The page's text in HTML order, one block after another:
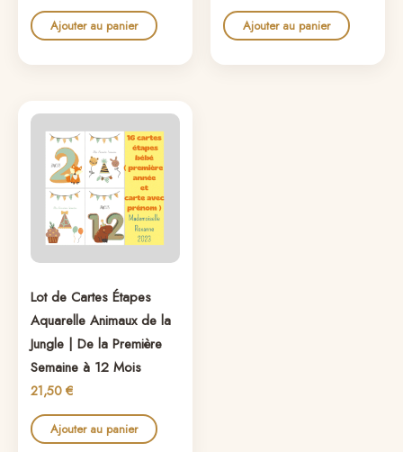
Ajouter au panier Ajouter au panier
Lot de Cartes Étapes
Aquarelle Animaux de la
Jungle | De la Première
Semaine à 12 Mois
21,50 €
Ajouter au panier